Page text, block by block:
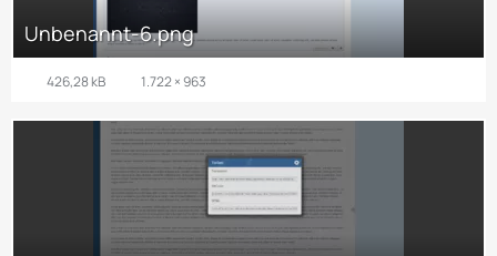
Unbenannt-6.png
426,28 kB 1.722 × 963